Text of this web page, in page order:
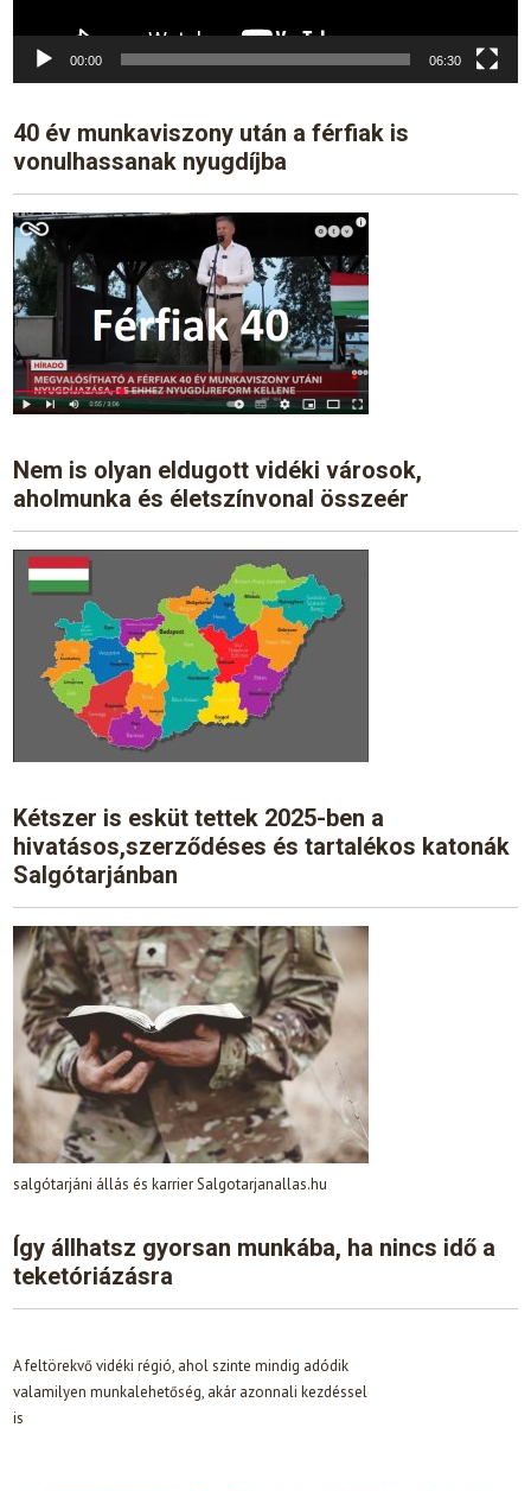
00:00 06:30
40 év munkaviszony után a férfiak is
vonulhassanak nyugdíjba
Nem is olyan eldugott vidéki városok,
aholmunka és életszínvonal összeér
Kétszer is esküt tettek 2025-ben a
hivatásos,szerződéses és tartalékos katonák
Salgótarjánban
salgótarjáni állás és karrier Salgotarjanallas.hu
Így állhatsz gyorsan munkába, ha nincs idő a
teketóriázásra
A feltörekvő vidéki régió, ahol szinte mindig adódik
valamilyen munkalehetőség, akár azonnali kezdéssel
is